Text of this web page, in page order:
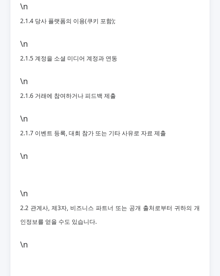
\n
2.1.4 당사 플랫폼의 이용(쿠키 포함);
\n
2.1.5 계정을 소셜 미디어 계정과 연동
\n
2.1.6 거래에 참여하거나 피드백 제출
\n
2.1.7 이벤트 등록, 대회 참가 또는 기타 사유로 자료 제출
\n
\n
2.2 관계사, 제3자, 비즈니스 파트너 또는 공개 출처로부터 귀하의 개
인정보를 얻을 수도 있습니다.
\n